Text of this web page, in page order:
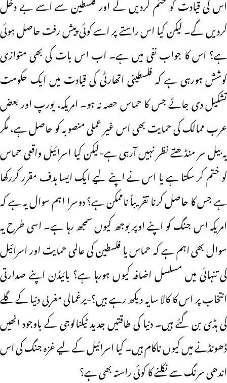
کردیں گے۔ لیکن کیا اس راستے پر اسے کوئی پیش رفت حاصل ہوئی
ہے؟ اس کا جواب نفی میں ہے۔ اب اس بات کی بھی متوازی
کوشش ہورہی ہے کہ فلسطینی اتھارٹی کی قیادت میں ایک حکومت
تشکیل دی جائے جس کا حماس حصہ نہ ہو۔ امریکہ، یورپ اور بعض
عرب ممالک کی حمایت بھی اس غیر عملی منصوبہ کو حاصل ہے، مگر
یہ بیل سر منڈھتے نظر نہیں آرہی ہے-لیکن کیا اسرائیل واقعی حماس
کو ختم کر سکتا ہے یا اس نے اپنے لیے ایک ایسا ہدف مقرر کررکھا
ہے جس کا حاصل کرنا تقریباً ناممکن ہے؟ دوسرا اہم سوال یہ ہے کہ
امریکہ اس جنگ کو اپنے اوپر بوجھ کیوں سمجھ رہا ہے۔ اسی طرح یہ
سوال بھی اہم ہے کہ حماس یا فلسطین کی عالمی حمایت اور اسرائیل
کی تنہائی میں مسلسل اضافہ کیوں ہورہا ہے؟ بائیڈن اپنے صدارتی
انتخاب پر اس کا کالا سایہ دیکھ رہے ہیں؟-یرغمالی مغربی دنیا کے گلے
کی ہڈی بن گئے ہیں۔ دنیا کی طاقتیں جدید ٹیکنالوجی کے باوجود انھیں
ڈھونڈنے میں کیوں ناکام ہیں۔ کیا اسرائیل کے لیے غزہ جنگ کی اس
اندھی سرنگ سے نکلنے کا کوئی راستہ بھی ہے؟